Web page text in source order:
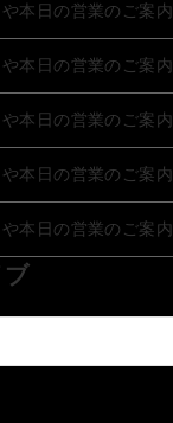
本日の営業のご案内
本日の営業のご案内
本日の営業のご案内
本日の営業のご案内
本日の営業のご案内
ブ